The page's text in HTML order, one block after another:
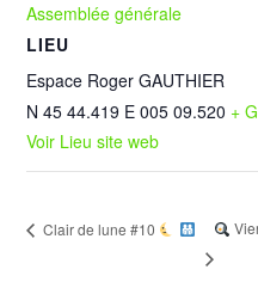
Assemblée générale
LIEU
Espace Roger GAUTHIER
N 45 44.419 E 005 09.520 +
Voir Lieu site web
Clair de lune #10